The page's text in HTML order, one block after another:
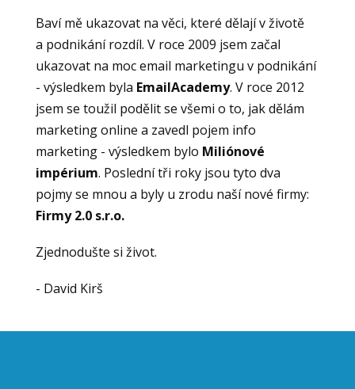
Baví mě ukazovat na věci, které dělají v životě
a podnikání rozdíl. V roce 2009 jsem začal
ukazovat na moc email marketingu v podnikání
- výsledkem byla EmailAcademy. V roce 2012
jsem se toužil podělit se všemi o to, jak dělám
marketing online a zavedl pojem info
marketing - výsledkem bylo Miliónové
impérium. Poslední tři roky jsou tyto dva
pojmy se mnou a byly u zrodu naší nové firmy:
Firmy 2.0 s.r.o.
Zjednodušte si život.
- David Kirš